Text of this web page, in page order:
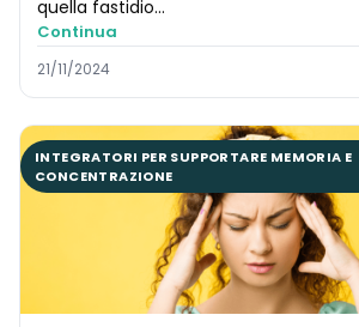
quella fastidio...
Continua
21/11/2024
INTEGRATORI PER SUPPORTARE MEMORIA E
CONCENTRAZIONE